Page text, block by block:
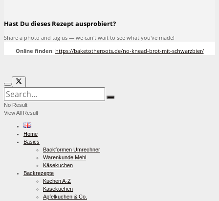
Hast Du dieses Rezept ausprobiert?
Share a photo and tag us — we can't wait to see what you've made!
Online finden: https://baketotheroots.de/no-knead-brot-mit-schwarzbier/
No Result
View All Result
Home
Basics
Backformen Umrechner
Warenkunde Mehl
Käsekuchen
Backrezepte
Kuchen A-Z
Käsekuchen
Apfelkuchen & Co.